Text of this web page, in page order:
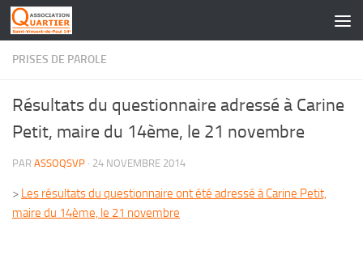
Skip to content
PRISES DE PAROLE
Résultats du questionnaire adressé à Carine
Petit, maire du 14ème, le 21 novembre
PAR ASSOQSVP · 24 NOVEMBRE 2014
> Les résultats du questionnaire ont été adressé à Carine Petit,
maire du 14ème, le 21 novembre